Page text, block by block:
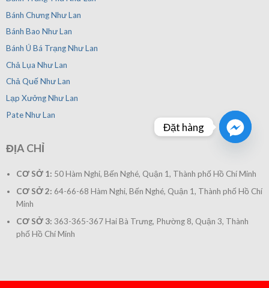
Bánh Chưng Như Lan
Bánh Bao Như Lan
Bánh Ú Bá Trạng Như Lan
Chả Lụa Như Lan
Chả Quế Như Lan
Lạp Xưởng Như Lan
Pate Như Lan
ĐỊA CHỈ
CƠ SỞ 1: 50 Hàm Nghi, Bến Nghé, Quận 1, Thành phố Hồ Chí Minh
CƠ SỞ 2: 64-66-68 Hàm Nghi, Bến Nghé, Quận 1, Thành phố Hồ Chí
Minh
CƠ SỞ 3:363-365-367 Hai Bà Trưng, Phường 8, Quận 3, Thành
phố Hồ Chí Minh
Đặt hàng